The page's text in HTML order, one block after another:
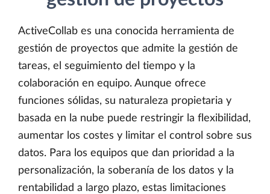
ActiveCollab es una conocida herramienta de
gestión de proyectos que admite la gestión de
tareas, el seguimiento del tiempo y la
colaboración en equipo. Aunque ofrece
funciones sólidas, su naturaleza propietaria y
basada en la nube puede restringir la flexibilidad,
aumentar los costes y limitar el control sobre sus
datos. Para los equipos que dan prioridad a la
personalización, la soberanía de los datos y la
rentabilidad a largo plazo, estas limitaciones